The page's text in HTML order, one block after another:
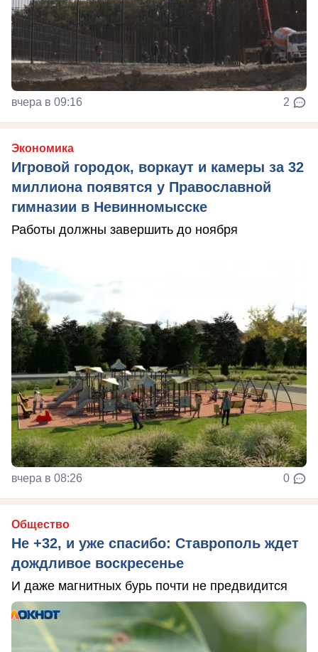
вчера в 09:16 2
Экономика
Игровой городок, воркаут и камеры за 32
миллиона появятся у Православной
гимназии в Невинномысске
Работы должны завершить до ноября
вчера в 08:26 0
Общество
Не +32, и уже спасибо: Ставрополь ждет
дождливое воскресенье
И даже магнитных бурь почти не предвидится